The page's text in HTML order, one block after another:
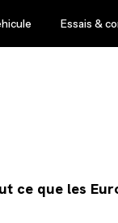
Essais &
ce que les